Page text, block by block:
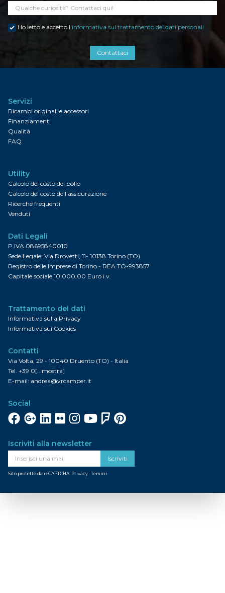
Ho letto e accetto l'informativa sul trattamento dei dati personali
Contattaci
Servizi
Ricambi originali e accessori
Finanziamenti
Qualità
FAQ
Utility
Calcolo del costo del bollo
Calcolo del costo dell'assicurazione
Ricerche frequenti
Venduti
Dati Legali
P.IVA 08695840010
Sede Legale: Via Drovetti, 11- 10138 Torino (TO)
Registro delle Imprese di Torino - REA TO-993857
Capitale sociale 10.000,00 Euro i.v.
Trattamento dei dati
Informativa sulla Privacy
Informativa sui Cookies
Contatti
Via Volta, 29 - 10040 Druento (TO) - Italia
Tel. +39 0[...mostra]
E-mail: andrea@vrcamper.it
Social
Iscriviti alla newsletter
Iscriviti
Sito protetto da reCAPTCHA. Privacy·Temini